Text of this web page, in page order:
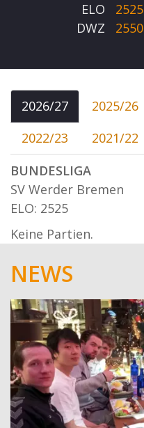
ELO
2525
DWZ
2550
2026/27 2025/26
2022/23
2021/22
BUNDESLIGA
SV Werder Bremen
ELO: 2525
Keine Partien.
NEWS